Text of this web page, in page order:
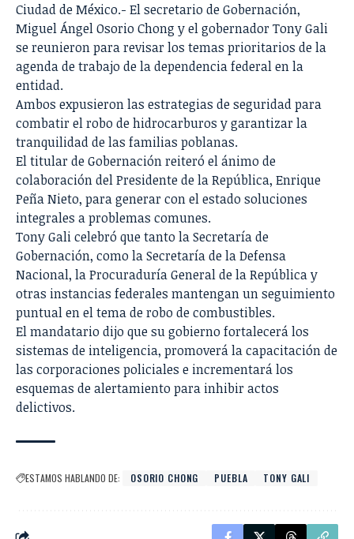
Ciudad de México.- El secretario de Gobernación,
Miguel Ángel Osorio Chong y el gobernador Tony Gali
se reunieron para revisar los temas prioritarios de la
agenda de trabajo de la dependencia federal en la
entidad.
Ambos expusieron las estrategias de seguridad para
combatir el robo de hidrocarburos y garantizar la
tranquilidad de las familias poblanas.
El titular de Gobernación reiteró el ánimo de
colaboración del Presidente de la República, Enrique
Peña Nieto, para generar con el estado soluciones
integrales a problemas comunes.
Tony Gali celebró que tanto la Secretaría de
Gobernación, como la Secretaría de la Defensa
Nacional, la Procuraduría General de la República y
otras instancias federales mantengan un seguimiento
puntual en el tema de robo de combustibles.
El mandatario dijo que su gobierno fortalecerá los
sistemas de inteligencia, promoverá la capacitación de
las corporaciones policiales e incrementará los
esquemas de alertamiento para inhibir actos
delictivos.
ESTAMOS HABLANDO DE: OSORIO CHONG PUEBLA TONY GALI